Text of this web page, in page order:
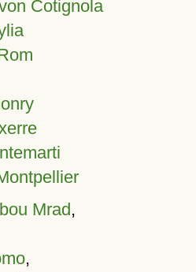
Cotignola
Mrad,
,